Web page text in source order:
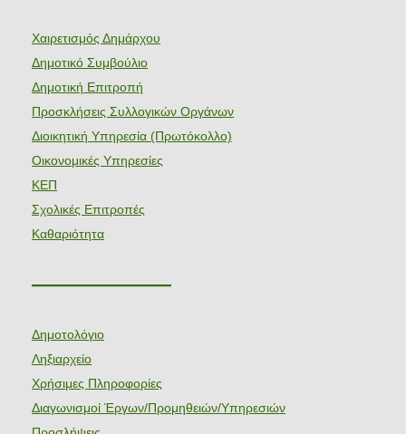
Χαιρετισμός Δημάρχου
Δημοτικό Συμβούλιο
Δημοτική Επιτροπή
Προσκλήσεις Συλλογικών Οργάνων
Διοικητική Υπηρεσία (Πρωτόκολλο)
Οικονομικές Υπηρεσίες
ΚΕΠ
Σχολικές Επιτροπές
Καθαριότητα
———————
Δημοτολόγιο
Ληξιαρχείο
Χρήσιμες Πληροφορίες
Διαγωνισμοί Έργων/Προμηθειών/Υπηρεσιών